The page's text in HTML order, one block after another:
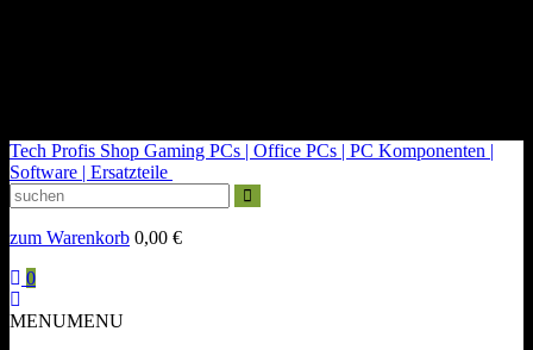
Tech Profis Shop Gaming PCs | Office PCs | PC Komponenten |
Software | Ersatzteile
zum Warenkorb 0,00 €
0
MENUMENU